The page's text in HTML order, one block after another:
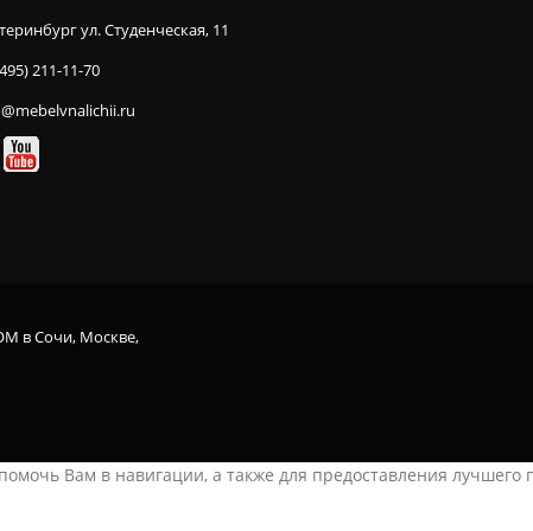
ул. Студенческая, 11
211-11-70
в Сочи, Москве,
Вам в навигации, а также для предоставления